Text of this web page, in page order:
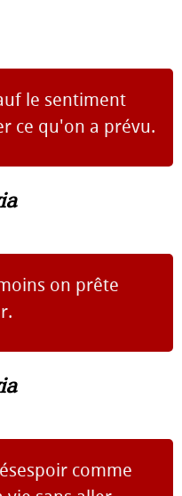
le sentiment
ce qu'on a prévu.
on prête
comme